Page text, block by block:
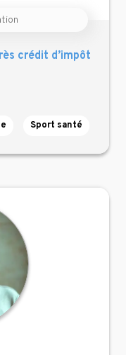
crédit d’impôt
Sport santé